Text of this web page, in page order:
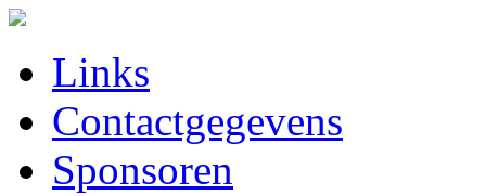
Links
Contactgegevens
Sponsoren